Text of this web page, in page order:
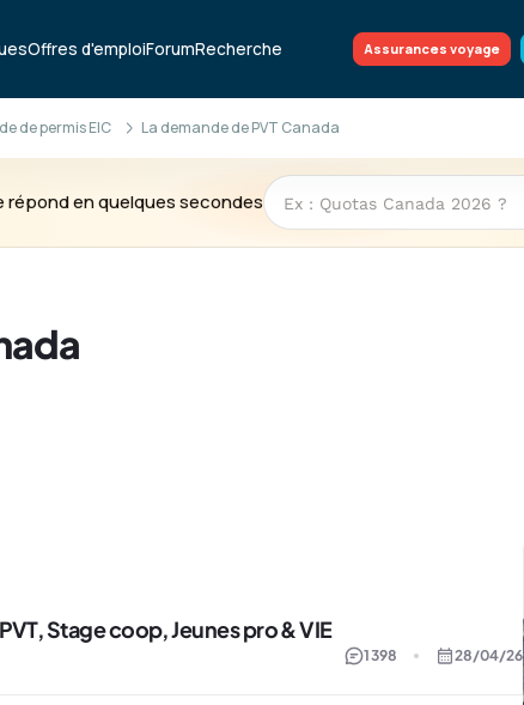
Offres d'emploiForumRecherche Assurances voyage
de permis EIC La demande de PVT Canada
répond en quelques secondes
Stage coop, Jeunes pro & VIE
1 398 28/04/26